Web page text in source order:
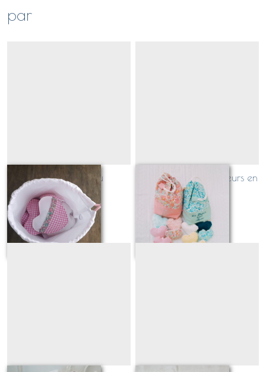
par
Coeur Bisou tissu
2€10
Sac à Bisous avec coeurs en
Teddydoux!
À partir de